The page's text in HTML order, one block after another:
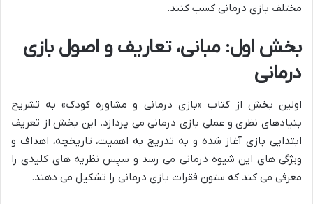
مختلف بازی درمانی کسب کنند.
بخش اول: مبانی، تعاریف و اصول بازی
درمانی
اولین بخش از کتاب «بازی درمانی و مشاوره کودک» به تشریح
بنیادهای نظری و عملی بازی درمانی می پردازد. این بخش از تعریف
ابتدایی بازی آغاز شده و به تدریج به اهمیت، تاریخچه، اهداف و
ویژگی های این شیوه درمانی می رسد و سپس نظریه های کلیدی را
معرفی می کند که ستون فقرات بازی درمانی را تشکیل می دهند.